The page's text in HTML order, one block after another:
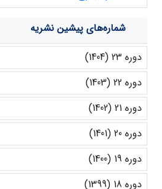
شماره‌های پیشین نشریه
دوره 23 (1404)
دوره 22 (1403)
دوره 21 (1402)
دوره 20 (1401)
دوره 19 (1400)
دوره 18 (1399)